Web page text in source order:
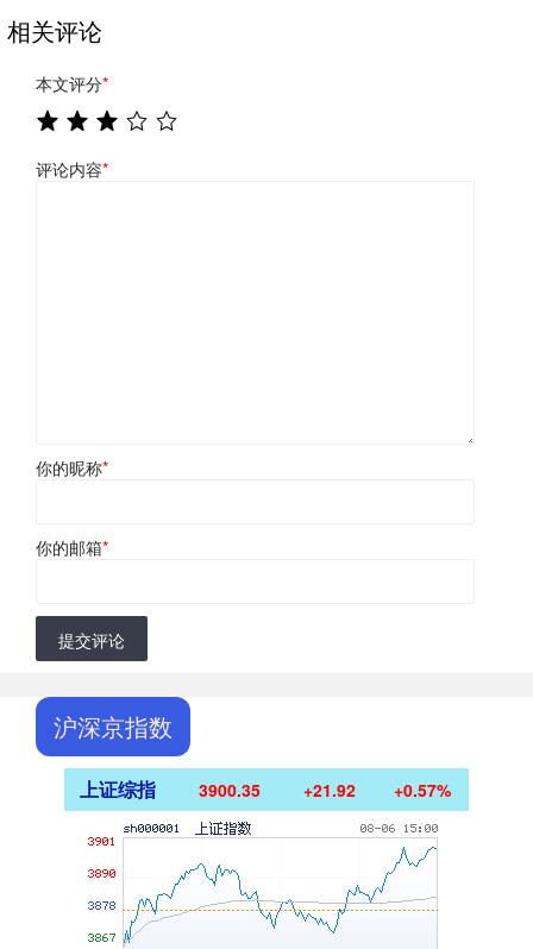
相关评论
本文评分*
评论内容*
你的昵称*
你的邮箱*
提交评论
沪深京指数
上证综指 3900.35 +21.92 +0.57%